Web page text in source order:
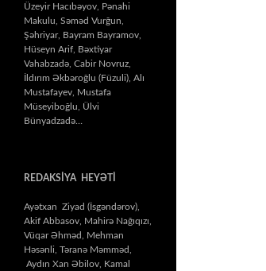
Üzeyir Hacıbəyov, Pənahi
Makulu, Səməd Vurğun,
Şəhriyar, Bayram Bayramov,
Hüseyn Arif, Bəxtiyar
Vahabzadə, Cabir Novruz,
İldırım Əkbəroğlu (Füzuli), Alı
Mustafayev, Mustafa
Müseyiboğlu, Ülvi
Bünyadzadə…
REDAKSİYA HEYƏTİ
Ayətxan Ziyad (İsgəndərov),
Akif Abbasov, Mahirə Nağıqızı,
Vüqar Əhməd, Mehman
Həsənli, Təranə Məmməd,
Aydın Xan Əbilov, Kamal